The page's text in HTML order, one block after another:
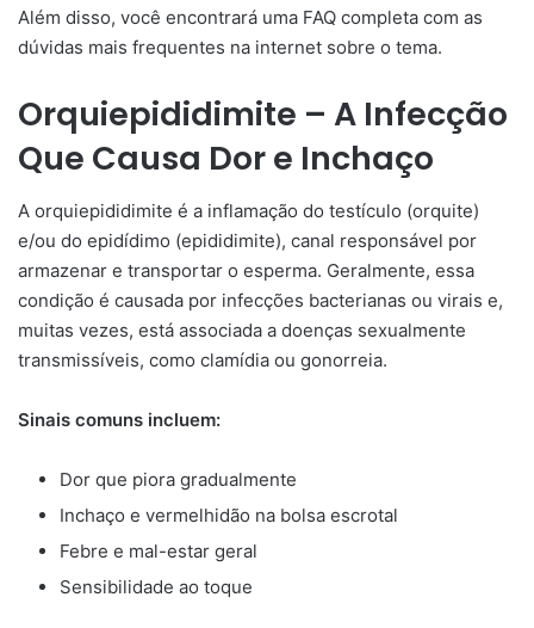
Além disso, você encontrará uma FAQ completa com as
dúvidas mais frequentes na internet sobre o tema.
Orquiepididimite – A Infecção
Que Causa Dor e Inchaço
A orquiepididimite é a inflamação do testículo (orquite)
e/ou do epidídimo (epididimite), canal responsável por
armazenar e transportar o esperma. Geralmente, essa
condição é causada por infecções bacterianas ou virais e,
muitas vezes, está associada a doenças sexualmente
transmissíveis, como clamídia ou gonorreia.
Sinais comuns incluem:
Dor que piora gradualmente
Inchaço e vermelhidão na bolsa escrotal
Febre e mal-estar geral
Sensibilidade ao toque